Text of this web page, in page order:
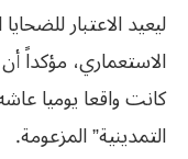
ليعيد الاعتبار
الاستعماري، مؤكداً أن
كانت واقعا يوميا
التمدينية” المزعومة.